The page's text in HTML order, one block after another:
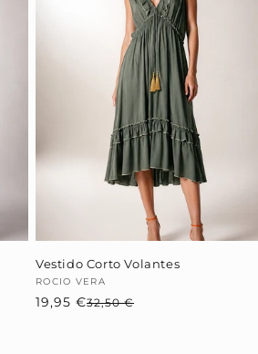
Vestido Corto Volantes
Proveedor:
ROCIO VERA
32,50 €
19,95 €